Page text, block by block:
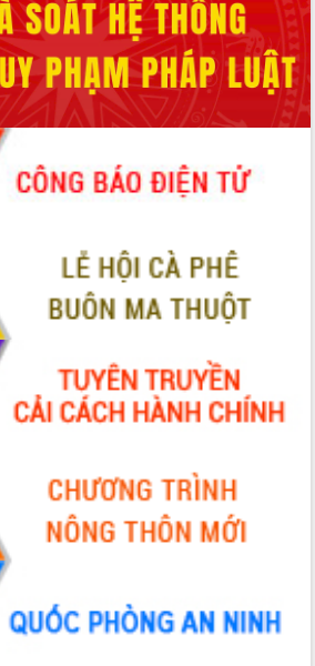
nghiệp
phấn
thôn
phá
hồ sơ
liệu đất
tại Đắk
tác
tử
sản
khai
chức
Nam
quyết